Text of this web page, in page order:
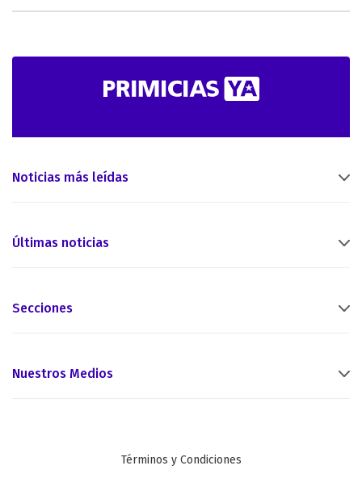
Noticias más leídas
Últimas noticias
Secciones
Nuestros Medios
Términos y Condiciones